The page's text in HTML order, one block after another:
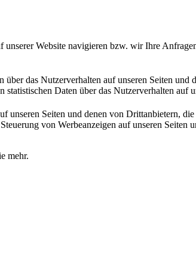
Website navigieren bzw. wir Ihre
das Nutzerverhalten auf unseren Seiten und
statistischen Daten über das Nutzerverhalten auf
unseren Seiten und denen von Drittanbietern,
von Werbeanzeigen auf unseren
mehr.